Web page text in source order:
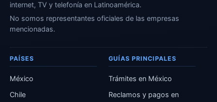
internet, TV y telefonía en Latinoamérica.
No somos representantes oficiales de las empresas
mencionadas.
PAÍSES
México
Chile
GUÍAS PRINCIPALES
Trámites en México
Reclamos y pagos en